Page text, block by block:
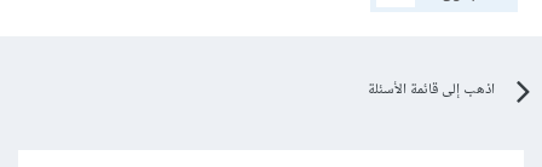
اذهب إلى قائمة الأسئلة